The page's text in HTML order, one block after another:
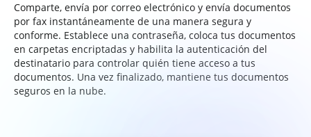
Comparte, envía por correo electrónico y envía documentos
por fax instantáneamente de una manera segura y
conforme. Establece una contraseña, coloca tus documentos
en carpetas encriptadas y habilita la autenticación del
destinatario para controlar quién tiene acceso a tus
documentos. Una vez finalizado, mantiene tus documentos
seguros en la nube.